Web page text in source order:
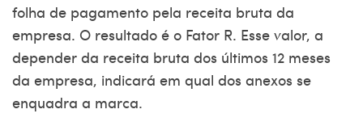
folha de pagamento pela receita bruta da
empresa. O resultado é o Fator R. Esse valor, a
depender da receita bruta dos últimos 12 meses
da empresa, indicará em qual dos anexos se
enquadra a marca.